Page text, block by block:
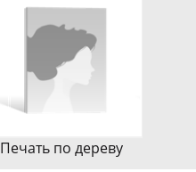
Печать по дереву